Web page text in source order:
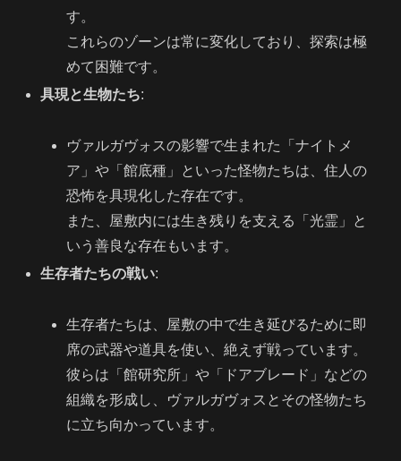
す。
これらのゾーンは常に変化しており、探索は極
めて困難です。
具現と生物たち:
ヴァルガヴォスの影響で生まれた「ナイトメ
ア」や「館底種」といった怪物たちは、住人の
恐怖を具現化した存在です。
また、屋敷内には生き残りを支える「光霊」と
いう善良な存在もいます。
生存者たちの戦い:
生存者たちは、屋敷の中で生き延びるために即
席の武器や道具を使い、絶えず戦っています。
彼らは「館研究所」や「ドアブレード」などの
組織を形成し、ヴァルガヴォスとその怪物たち
に立ち向かっています。